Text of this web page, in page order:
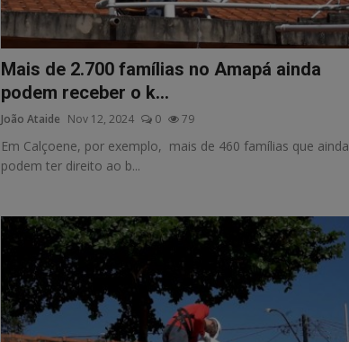
Mais de 2.700 famílias no Amapá ainda
podem receber o k...
João Ataide Nov 12, 2024 0 79
Em Calçoene, por exemplo, mais de 460 famílias que ainda
podem ter direito ao b...